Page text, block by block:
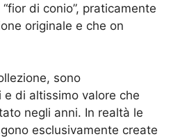
di conio”, praticamente
originale e che on
sono
di altissimo valore che
negli anni. In realtà le
esclusivamente create